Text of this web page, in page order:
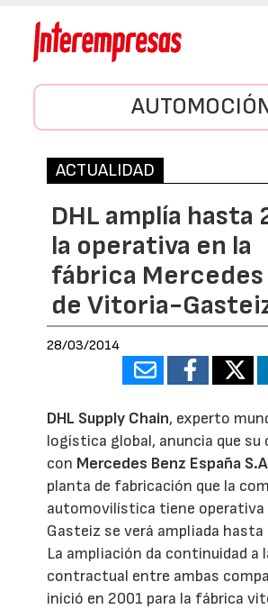
ACTUALIDAD
DHL amplía hasta
la operativa en la
fábrica Mercedes
de Vitoria-
28/03/2014
DHL Supply Chain, experto
logística global, anuncia que su
con Mercedes Benz España
planta de fabricación que la
automovilística tiene
Gasteiz se verá ampliada hasta
La ampliación da continuidad a
contractual entre ambas
inició en 2001 para la fábrica